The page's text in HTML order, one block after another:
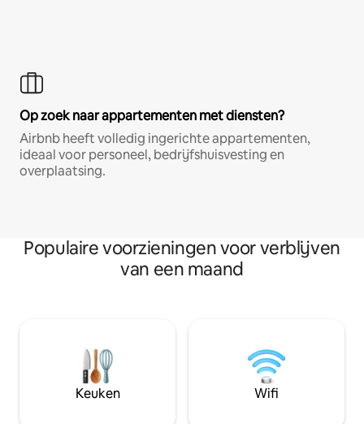
Op zoek naar appartementen met diensten?
Airbnb heeft volledig ingerichte appartementen,
ideaal voor personeel, bedrijfshuisvesting en
overplaatsing.
Populaire voorzieningen voor verblijven
van een maand
Keuken Wifi